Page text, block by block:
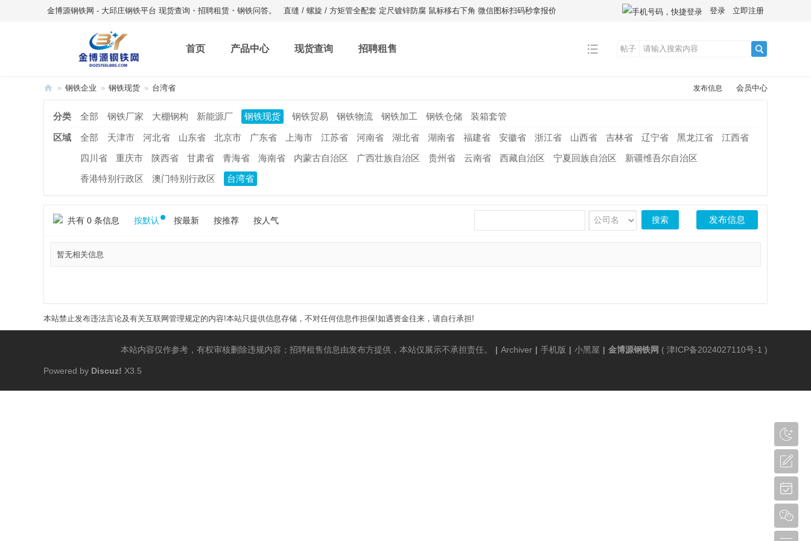
金博源钢铁网 - 大邱庄钢铁平台 现货查询・招聘租赁・钢铁问答。 直缝 / 螺旋 / 方矩管全配套 定尺镀锌防腐 鼠标移右下角 微信图标扫码秒拿报价 登录 立即注册
首页 产品中心 现货查询 招聘租售 帖子
» 钢铁企业 » 钢铁现货 » 台湾省 发布信息 会员中心
分类 全部 钢铁厂家 大棚钢构 新能源厂 钢铁现货 钢铁贸易 钢铁物流 钢铁加工 钢铁仓储 装箱套管
区域 全部 天津市 河北省 山东省 北京市 广东省 上海市 江苏省 河南省 湖北省 湖南省 福建省 安徽省 浙江省 山西省 吉林省 辽宁省 黑龙江省
江西省
四川省
重庆市 陕西省 甘肃省 青海省 海南省 内蒙古自治区 广西壮族自治区 贵州省 云南省 西藏自治区 宁夏回族自治区
新疆维吾尔自治区
香港特别行政区
澳门特别行政区 台湾省
共有 0 条信息 按默认 按最新 按推荐 按人气 搜索 发布信息
暂无相关信息
本站禁止发布违法言论及有关互联网管理规定的内容!本站只提供信息存储，不对任何信息作担保!如遇资金往来，请自行承担!
本站内容仅作参考，有权审核删除违规内容；招聘租售信息由发布方提供，本站仅展示不承担责任。 | Archiver | 手机版 | 小黑屋 | 金博源钢铁网 ( 津ICP备2024027110号-1 )
Powered by Discuz! X3.5